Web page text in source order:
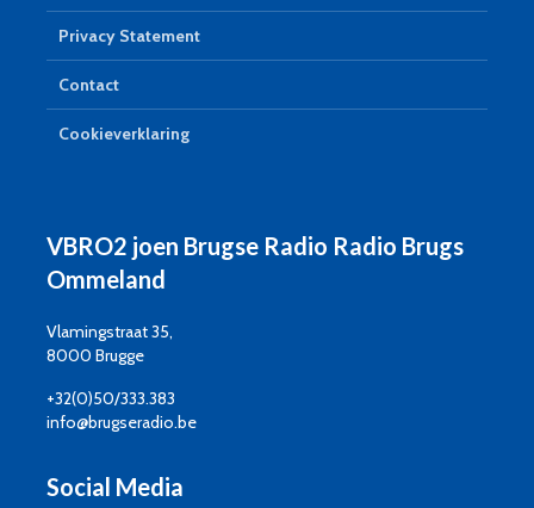
Privacy Statement
Contact
Cookieverklaring
VBRO2 joen Brugse Radio Radio Brugs
Ommeland
Vlamingstraat 35,
8000 Brugge
+32(0)50/333.383
info@brugseradio.be
Social Media